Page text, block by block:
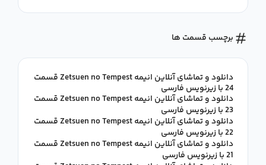
برچسب قسمت ها
دانلود و تماشای آنلاین انیمه Zetsuen no Tempest قسمت
24 با زیرنویس فارسی
دانلود و تماشای آنلاین انیمه Zetsuen no Tempest قسمت
23 با زیرنویس فارسی
دانلود و تماشای آنلاین انیمه Zetsuen no Tempest قسمت
22 با زیرنویس فارسی
دانلود و تماشای آنلاین انیمه Zetsuen no Tempest قسمت
21 با زیرنویس فارسی